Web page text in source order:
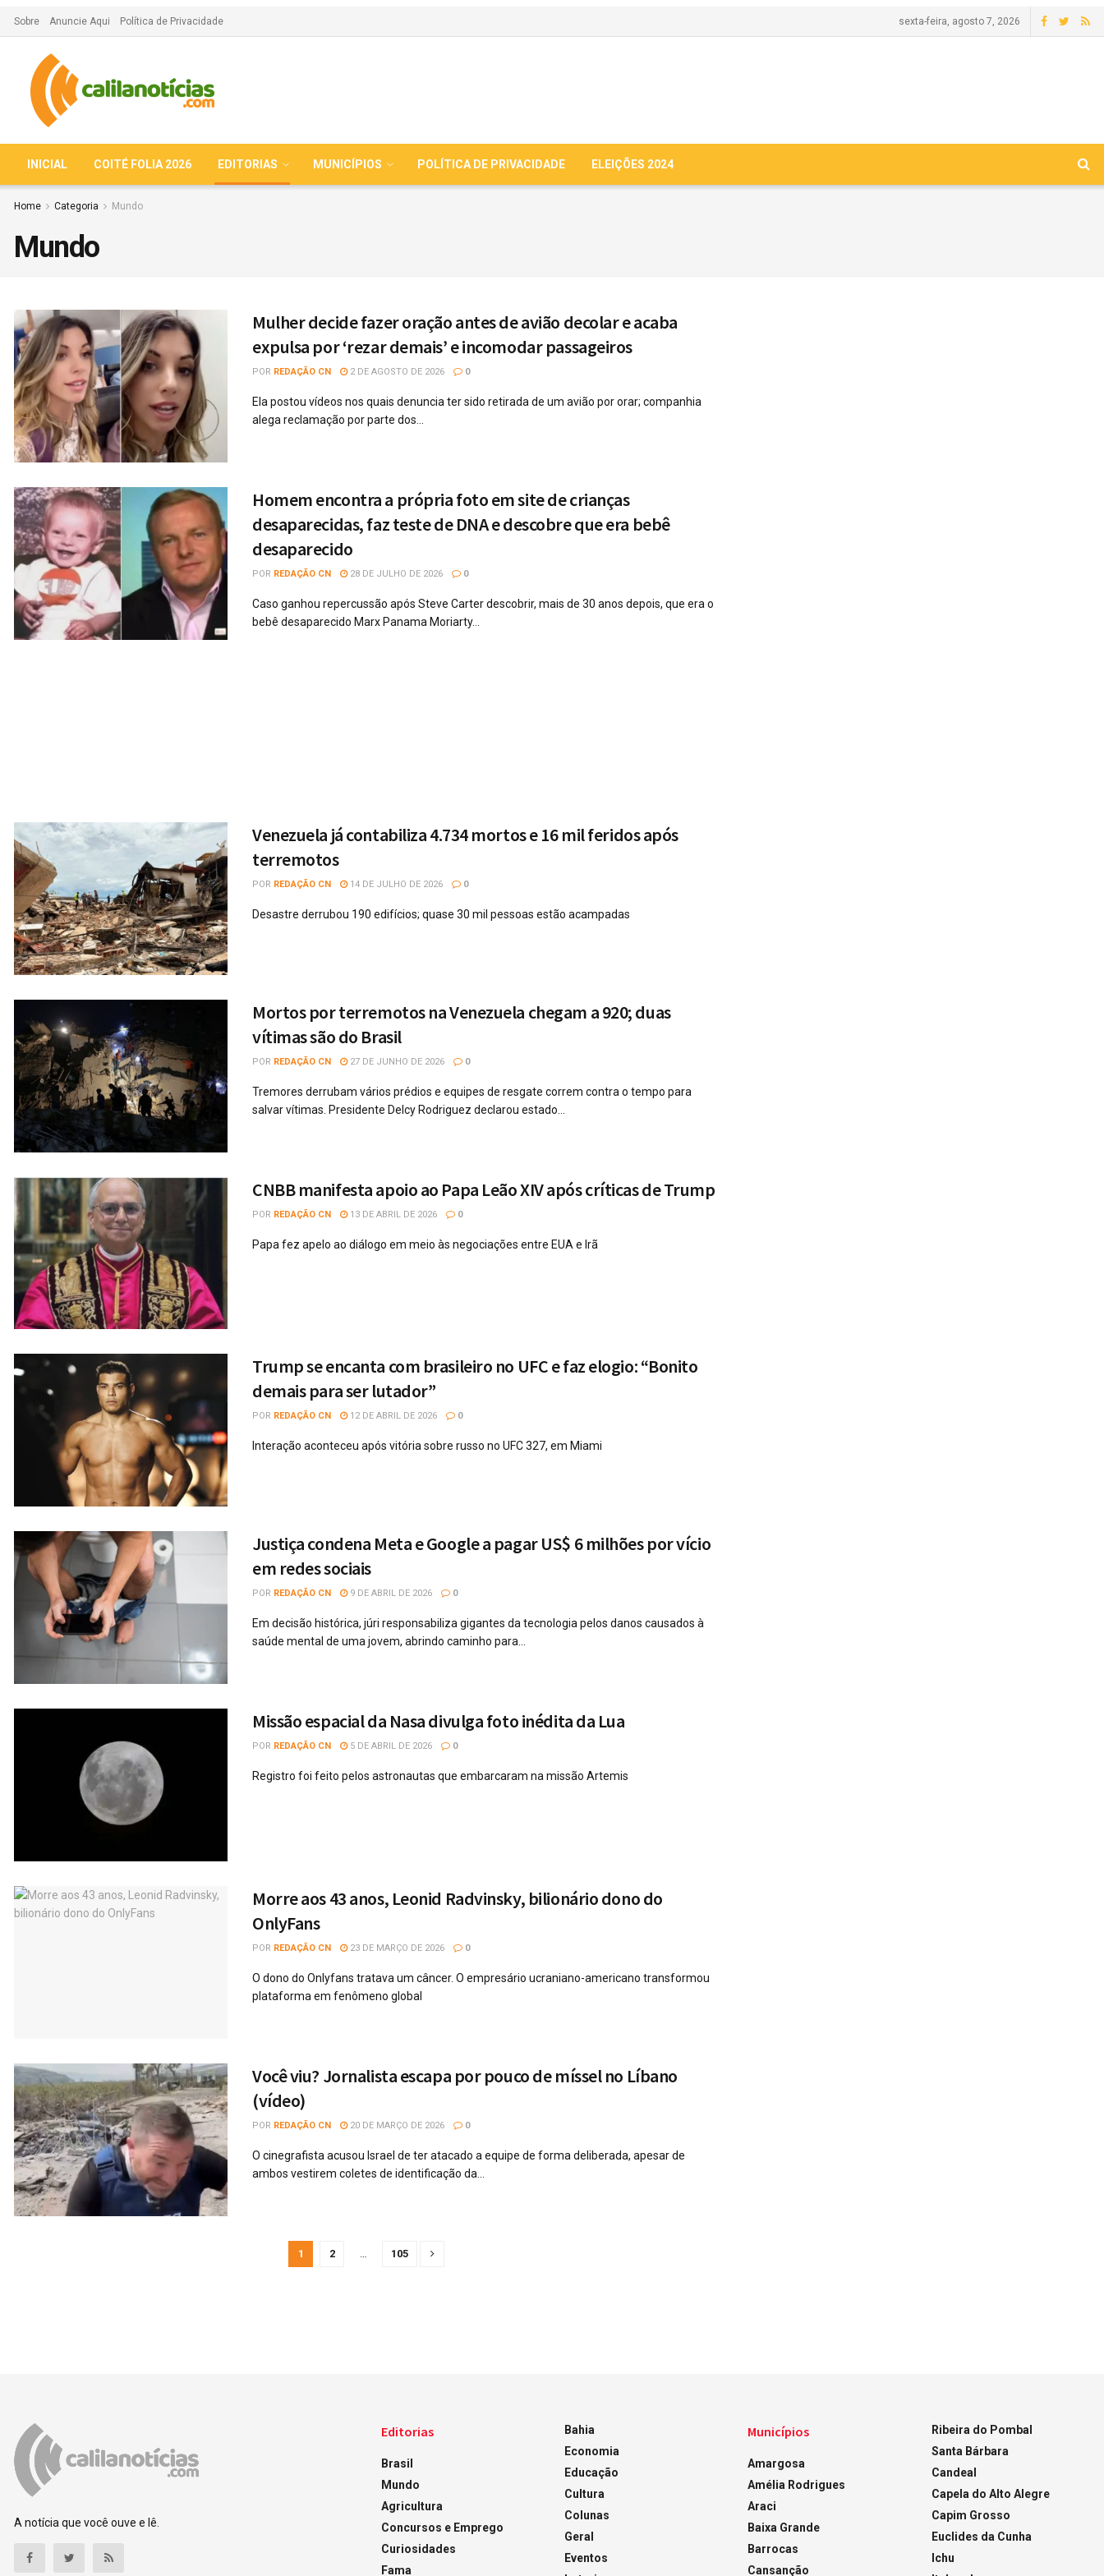
Sobre Anuncie Aqui Política de Privacidade sexta-feira, agosto 7, 2026
INICIAL COITÉ FOLIA 2026 EDITORIAS MUNICÍPIOS POLÍTICA DE PRIVACIDADE ELEIÇÕES 2024
Home Categoria Mundo
Mundo
Mulher decide fazer oração antes de avião decolar e acaba
expulsa por ‘rezar demais’ e incomodar passageiros
POR REDAÇÃO CN 2 DE AGOSTO DE 2026 0
Ela postou vídeos nos quais denuncia ter sido retirada de um avião por orar; companhia
alega reclamação por parte dos...
Homem encontra a própria foto em site de crianças
desaparecidas, faz teste de DNA e descobre que era bebê
desaparecido
POR REDAÇÃO CN 28 DE JULHO DE 2026 0
Caso ganhou repercussão após Steve Carter descobrir, mais de 30 anos depois, que era o
bebê desaparecido Marx Panama Moriarty...
Venezuela já contabiliza 4.734 mortos e 16 mil feridos após
terremotos
POR REDAÇÃO CN 14 DE JULHO DE 2026 0
Desastre derrubou 190 edifícios; quase 30 mil pessoas estão acampadas
Mortos por terremotos na Venezuela chegam a 920; duas
vítimas são do Brasil
POR REDAÇÃO CN 27 DE JUNHO DE 2026 0
Tremores derrubam vários prédios e equipes de resgate correm contra o tempo para
salvar vítimas. Presidente Delcy Rodriguez declarou estado...
CNBB manifesta apoio ao Papa Leão XIV após críticas de Trump
POR REDAÇÃO CN 13 DE ABRIL DE 2026 0
Papa fez apelo ao diálogo em meio às negociações entre EUA e Irã
Trump se encanta com brasileiro no UFC e faz elogio: “Bonito
demais para ser lutador”
POR REDAÇÃO CN 12 DE ABRIL DE 2026 0
Interação aconteceu após vitória sobre russo no UFC 327, em Miami
Justiça condena Meta e Google a pagar US$ 6 milhões por vício
em redes sociais
POR REDAÇÃO CN 9 DE ABRIL DE 2026 0
Em decisão histórica, júri responsabiliza gigantes da tecnologia pelos danos causados à
saúde mental de uma jovem, abrindo caminho para...
Missão espacial da Nasa divulga foto inédita da Lua
POR REDAÇÃO CN 5 DE ABRIL DE 2026 0
Registro foi feito pelos astronautas que embarcaram na missão Artemis
Morre aos 43 anos, Leonid Radvinsky, bilionário dono do
OnlyFans
POR REDAÇÃO CN 23 DE MARÇO DE 2026 0
O dono do Onlyfans tratava um câncer. O empresário ucraniano-americano transformou
plataforma em fenômeno global
Você viu? Jornalista escapa por pouco de míssel no Líbano
(vídeo)
POR REDAÇÃO CN 20 DE MARÇO DE 2026 0
O cinegrafista acusou Israel de ter atacado a equipe de forma deliberada, apesar de
ambos vestirem coletes de identificação da...
1 2 105
A notícia que você ouve e lê.
Editorias
Brasil
Mundo
Agricultura
Concursos e Emprego
Curiosidades
Fama
Bahia
Economia
Educação
Cultura
Colunas
Geral
Eventos
Municípios
Amargosa
Amélia Rodrigues
Araci
Baixa Grande
Barrocas
Cansanção
Ribeira do Pombal
Santa Bárbara
Candeal
Capela do Alto Alegre
Capim Grosso
Euclides da Cunha
Ichu